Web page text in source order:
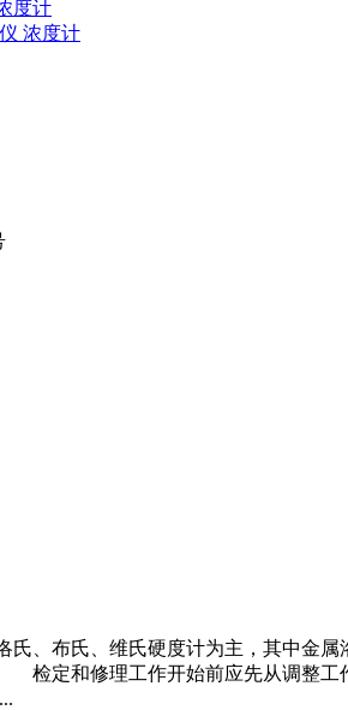
浓度计
布氏、维氏硬度计为主，其中金属
定和修理工作开始前应先从调整工